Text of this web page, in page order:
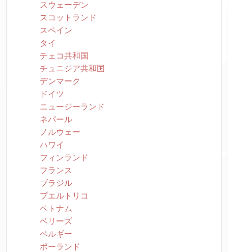
スウェーデン
スコットランド
スペイン
タイ
チェコ共和国
チュニジア共和国
デンマーク
ドイツ
ニュージーランド
ネパール
ノルウェー
ハワイ
フィンランド
フランス
ブラジル
プエルトリコ
ベトナム
ベリーズ
ベルギー
ポーランド